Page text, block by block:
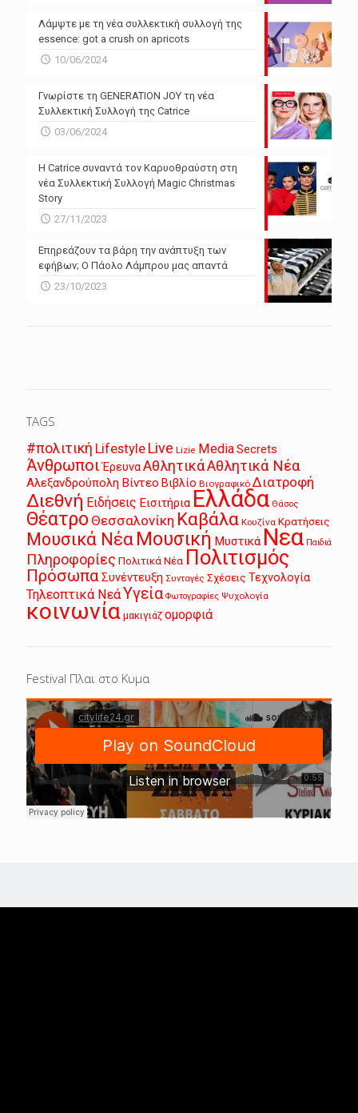
Λάμψτε με τη νέα συλλεκτική συλλογή της
essence: got a crush on apricots
10/06/2024
Γνωρίστε τη GENERATION JOY τη νέα
Συλλεκτική Συλλογή της Catrice
03/06/2024
Η Catrice συναντά τον Καρυοθραύστη στη
νέα Συλλεκτική Συλλογή Magic Christmas
Story
27/11/2023
Επηρεάζουν τα βάρη την ανάπτυξη των
εφήβων; Ο Πάολο Λάμπρου μας απαντά
23/10/2023
TAGS
#πολιτική Lifestyle Live Lizie MediaSecrets
Άνθρωποι ΈρευναΑθλητικάΑθλητικά Νέα
Αλεξανδρούπολη Βίντεο Βιβλίο Βιογραφικό Διατροφή
Διεθνή Ειδήσεις Εισιτήρια Ελλάδα Θάσος
Θέατρο Θεσσαλονίκη Καβάλα Κουζίνα Κρατήσεις
Μουσικά Νέα Μουσική Μυστικά Νεα Παιδιά
Πληροφορίες Πολιτικά Νέα Πολιτισμός
ΠρόσωπαΣυνέντευξη Συνταγές Σχέσεις Τεχνολογία
Τηλεοπτικά ΝεάΥγεία Φωτογραφίες Ψυχολογία
κοινωνία μακιγιάζ ομορφιά
Festival Πλαι στο Κυμα